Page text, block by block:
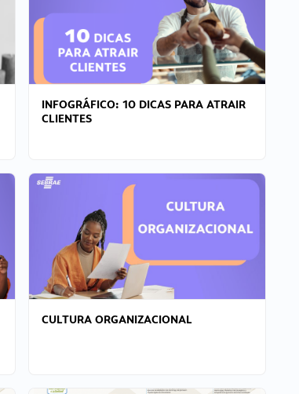
INFOGRÁFICO: 10 DICAS PARA ATRAIR
CLIENTES
CULTURA ORGANIZACIONAL